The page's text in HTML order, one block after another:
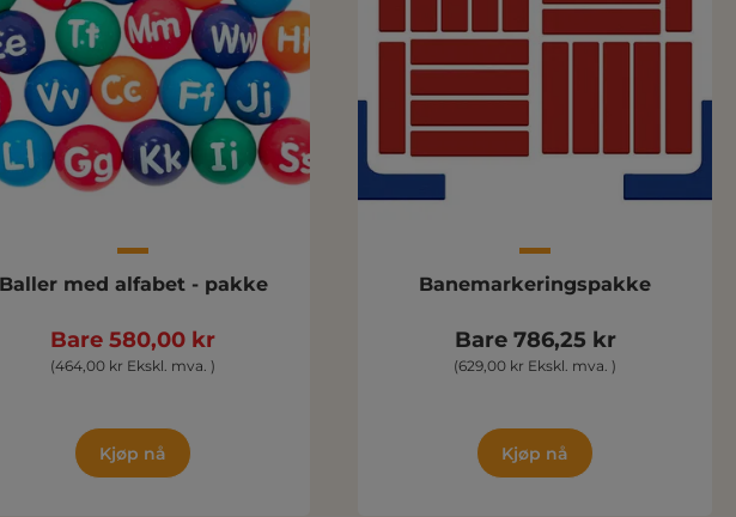
Baller med alfabet - pakke
Bare 580,00 kr
(464,00 kr Ekskl. mva. )
Kjøp nå
Banemarkeringspakke
Bare 786,25 kr
(629,00 kr Ekskl. mva. )
Kjøp nå